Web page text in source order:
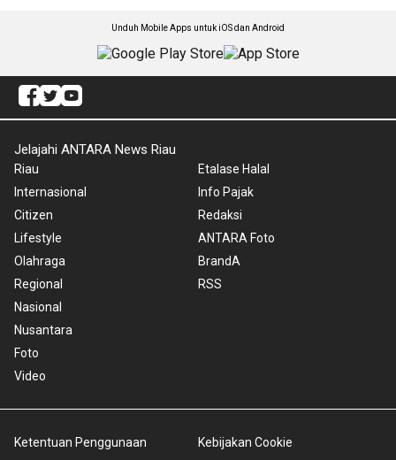
Unduh Mobile Apps untuk iOS dan Android
Jelajahi ANTARA News Riau
Riau
Internasional
Citizen
Lifestyle
Olahraga
Regional
Nasional
Nusantara
Foto
Video
Etalase Halal
Info Pajak
Redaksi
ANTARA Foto
BrandA
RSS
Ketentuan Penggunaan
Kebijakan Cookie